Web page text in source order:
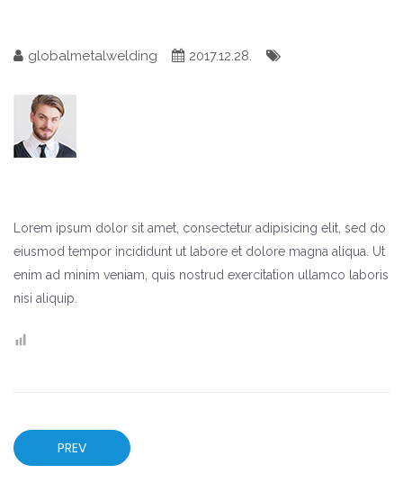
globalmetalwelding 2017.12.28.
Lorem ipsum dolor sit amet, consectetur adipisicing elit, sed do
eiusmod tempor incididunt ut labore et dolore magna aliqua. Ut
enim ad minim veniam, quis nostrud exercitation ullamco laboris
nisi aliquip.
PREV